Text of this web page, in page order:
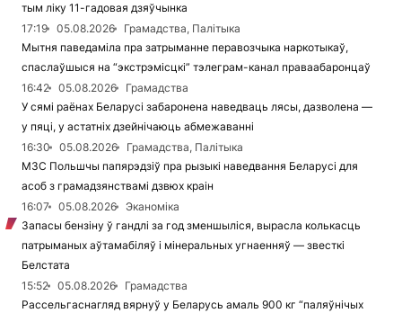
тым ліку 11-гадовая дзяўчынка
17:19
05.08.2026
Грамадства, Палітыка
Мытня паведаміла пра затрыманне перавозчыка наркотыкаў,
спаслаўшыся на “экстрэмісцкі” тэлеграм-канал праваабаронцаў
16:42
05.08.2026
Грамадства
У сямі раёнах Беларусі забаронена наведваць лясы, дазволена —
у пяці, у астатніх дзейнічаюць абмежаванні
16:30
05.08.2026
Грамадства, Палітыка
МЗС Польшчы папярэдзіў пра рызыкі наведвання Беларусі для
асоб з грамадзянствамі дзвюх краін
16:07
05.08.2026
Эканоміка
Запасы бензіну ў гандлі за год зменшыліся, вырасла колькасць
патрыманых аўтамабіляў і мінеральных угнаенняў — звесткі
Белстата
15:52
05.08.2026
Грамадства
Рассельгаснагляд вярнуў у Беларусь амаль 900 кг “паляўнічых